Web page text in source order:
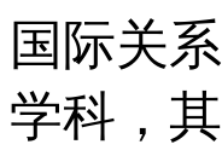
国际关
学科，